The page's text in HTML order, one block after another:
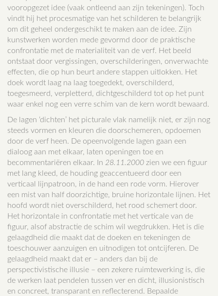
vooropgezet idee (vaak ontleend aan zijn tekeningen). Toch
vindt hij het procesmatige van het schilderen te belangrijk
om dit geheel ondergeschikt te maken aan de idee. Zijn
kunstwerken worden mede gevormd door de praktische
confrontatie met de materialiteit van de verf. Het beeld
ontstaat door vergissingen, overschilderingen, onverwachte
effecten, die op hun beurt andere stappen uitlokken. Het
doek wordt laag na laag toegedekt, overschilderd,
toegesmeerd, verpletterd, dichtgeschilderd tot op het punt
waar enkel nog een verre schim van de kern wordt bewaard.
De lagen ‘dichten’ het picturale vlak namelijk niet, er zijn nog
steeds vormen en kleuren die doorschemeren, opdoemen
door de verf heen. De opeenvolgende lagen gaan een
dialoog aan met elkaar, laten openingen toe en
becommentariëren elkaar. In 28.11.2000 zien we een figuur
met lang kleed, de houding geaccentueerd door een
verticaal lijnpatroon, in de hand een rode vorm. Hierover
een mist van half doorzichtige, bruine horizontale lijnen. Het
hoofd wordt niet overschilderd, het rood schemert door.
Het horizontale in confrontatie met het verticale van de
figuur, alsof abstractie de schim wil wegdrukken. Het is die
gelaagdheid die maakt dat de doeken en tekeningen de
toeschouwer aanzuigen en uitnodigen tot ontcijferen. De
gelaagdheid maakt dat er – anders dan bij de
perspectivistische illusie – een zekere ruimtewerking is, die
de werken laat pendelen tussen ver en dicht, illusionistisch
en concreet, transparant en reflecterend. Bepaalde